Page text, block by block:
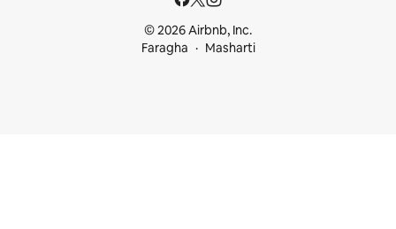
© 2026 Airbnb, Inc.
Faragha
Masharti